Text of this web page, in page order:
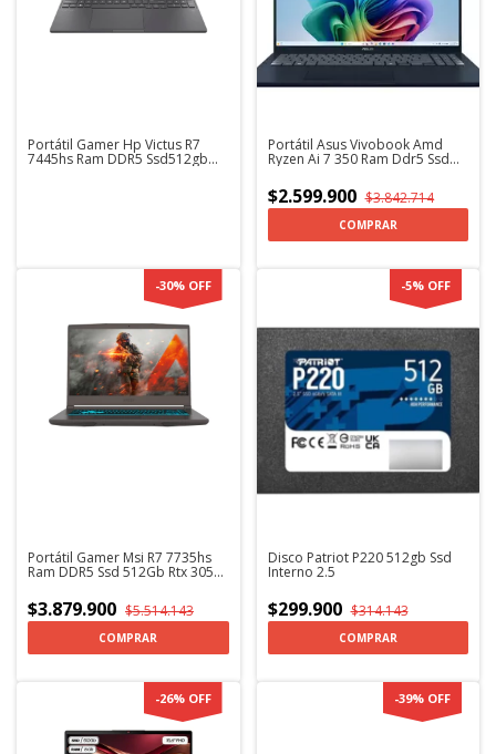
Portátil Gamer Hp Victus R7
7445hs Ram DDR5 Ssd512gb
Portátil Asus Vivobook Amd
Ryzen Ai 7 350 Ram Ddr5 Ssd
Portátil
$2.599.900 $3.842.714
COMPRAR
Portátil Gamer Msi R7 7735hs
Ram DDR5 Ssd 512Gb Rtx 3050
-30% OFF
$3.879.900 $5.514.143
COMPRAR
Disco Patriot P220 512gb Ssd
Interno 2.5
-5% OFF
$299.900 $314.143
-26% OFF -39% OFF